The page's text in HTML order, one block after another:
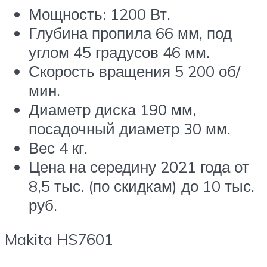
Мощность: 1200 Вт.
Глубина пропила 66 мм, под
углом 45 градусов 46 мм.
Скорость вращения 5 200 об/
мин.
Диаметр диска 190 мм,
посадочный диаметр 30 мм.
Вес 4 кг.
Цена на середину 2021 года от
8,5 тыс. (по скидкам) до 10 тыс.
руб.
Makita HS7601